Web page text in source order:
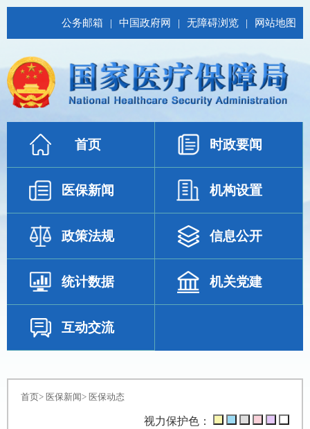
公务邮箱 | 中国政府网 | 无障碍浏览 | 网站地图
首页 时政要闻
医保新闻 机构设置
政策法规 信息公开
统计数据 机关党建
互动交流
首页> 医保新闻> 医保动态
视力保护色：